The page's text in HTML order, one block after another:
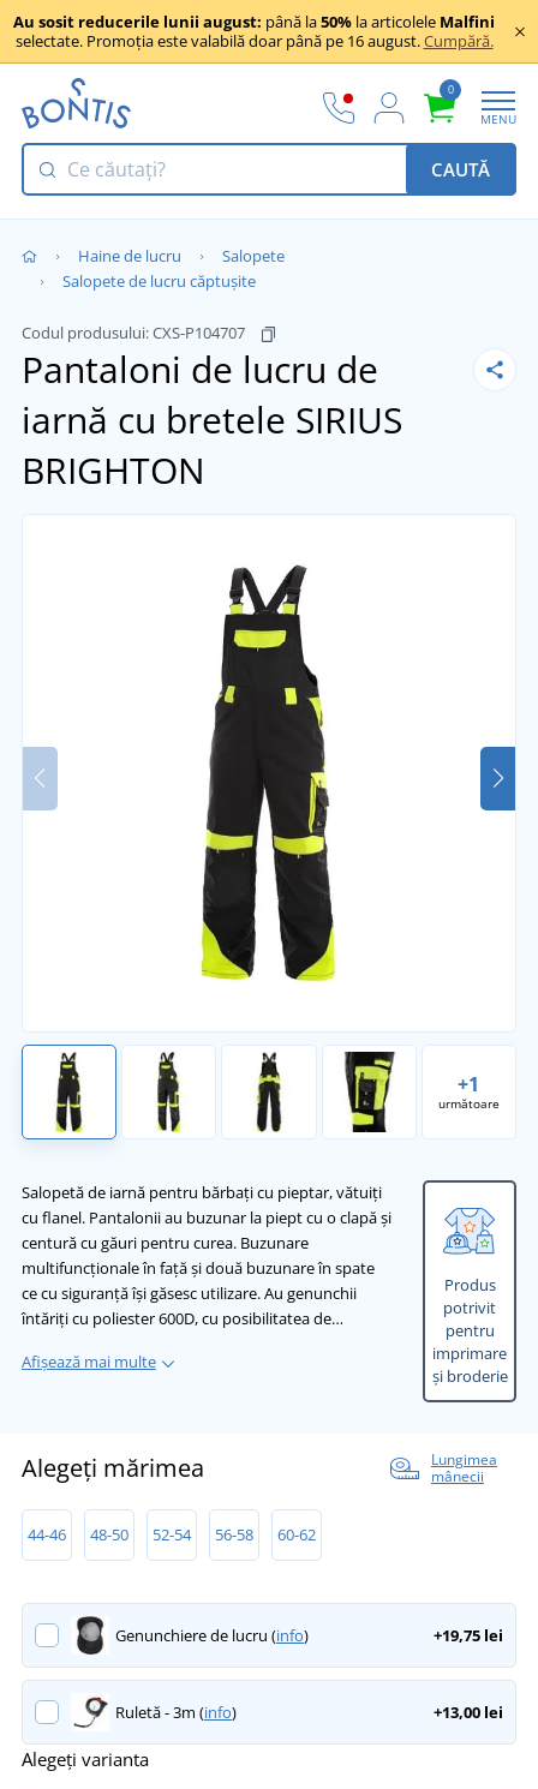
Au sosit reducerile lunii august: până la50% la articolele Malfini
selectate. Promoția este valabilă doar până pe 16 august.Cumpără.
0
MENU
CAUTĂ
Haine de lucru
Salopete
Salopete de lucru căptușite
Codul produsului:CXS-P104707
Pantaloni de lucru de
iarnă cu bretele SIRIUS
BRIGHTON
+1
următoare
Salopetă de iarnă pentru bărbați cu pieptar, vătuiți
cu flanel. Pantalonii au buzunar la piept cu o clapă și
centură cu găuri pentru curea. Buzunare
multifuncționale în față și două buzunare în spate
ce cu siguranță își găsesc utilizare. Au genunchii
întăriți cu poliester 600D, cu posibilitatea de…
Afișează mai multe
Produs
potrivit
pentru
imprimare
și broderie
Alegeți mărimea
Lungimea
mânecii
44-46 48-50 52-54 56-58 60-62
Genunchiere de lucru (info) +19,75 lei
Ruletă - 3m (info) +13,00 lei
Alegeți varianta